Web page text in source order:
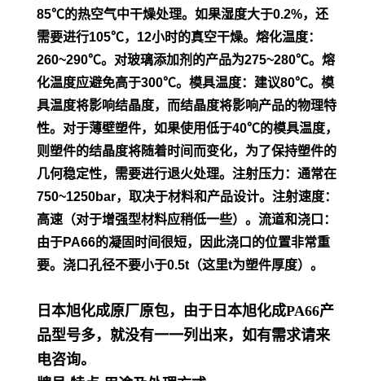
85℃的热空气中干燥处理。如果湿度大于0.2%，还
需要进行105℃，12小时的真空干燥。 熔化温度：
260~290℃。对玻璃添加剂的产品为275~280℃。熔
化温度应避免高于300℃。模具温度：建议80℃。模
具温度将影响结晶度，而结晶度将影响产品的物理特
性。对于薄壁塑件，如果使用低于40℃的模具温度，
则塑件的结晶度将随着时间而变化，为了保持塑件的
几何稳定性，需要进行退火处理。 注射压力：通常在
750~1250bar，取决于材料和产品设计。 注射速度：
高速（对于增强型材料应稍低一些）。流道和浇口：
由于PA66的凝固时间很短，因此浇口的位置非常重
要。浇口孔径不要小于0.5t（这里t为塑件厚度）。
日本旭化成原厂原包，由于日本旭化成PA66产
品型号多，就没有一一列出来，如有需求请来
电咨询。